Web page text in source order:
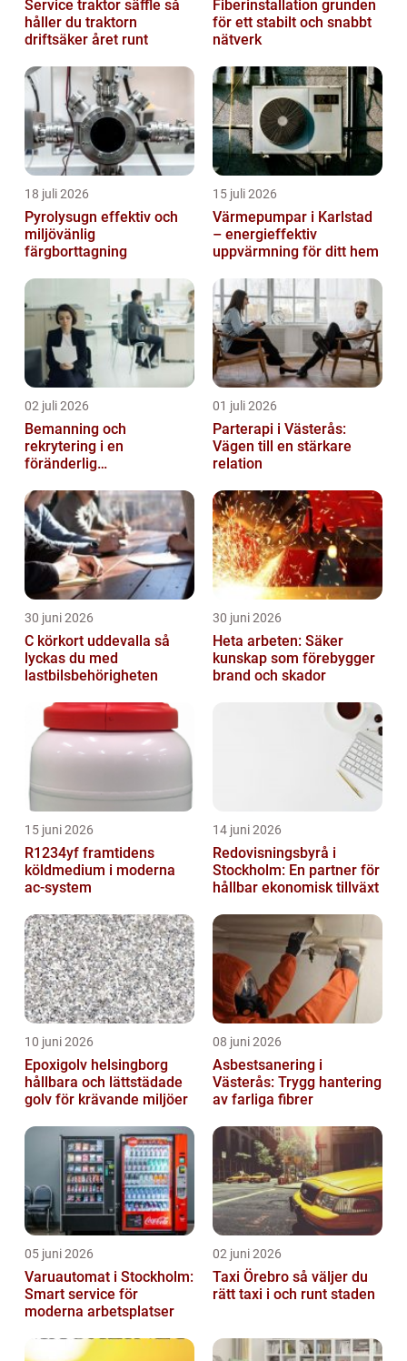
Service traktor säffle så
håller du traktorn
driftsäker året runt
Fiberinstallation grunden
för ett stabilt och snabbt
nätverk
18 juli 2026
Pyrolysugn effektiv och
miljövänlig
färgborttagning
15 juli 2026
Värmepumpar i Karlstad
– energieffektiv
uppvärmning för ditt hem
02 juli 2026
Bemanning och
rekrytering i en
föränderlig
01 juli 2026
Parterapi i Västerås:
Vägen till en stärkare
relation
30 juni 2026
C körkort uddevalla så
lyckas du med
lastbilsbehörigheten
30 juni 2026
Heta arbeten: Säker
kunskap som förebygger
brand och skador
15 juni 2026
R1234yf framtidens
köldmedium i moderna
ac-system
14 juni 2026
Redovisningsbyrå i
Stockholm: En partner för
hållbar ekonomisk tillväxt
10 juni 2026
Epoxigolv helsingborg
hållbara och lättstädade
golv för krävande miljöer
08 juni 2026
Asbestsanering i
Västerås: Trygg hantering
av farliga fibrer
05 juni 2026
Varuautomat i Stockholm:
Smart service för
moderna arbetsplatser
02 juni 2026
Taxi Örebro så väljer du
rätt taxi i och runt staden